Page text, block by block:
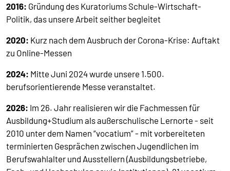
2016: Gründung des Kuratoriums Schule-Wirtschaft-
Politik, das unsere Arbeit seither begleitet
2020: Kurz nach dem Ausbruch der Corona-Krise: Auftakt
zu Online-Messen
2024: Mitte Juni 2024 wurde unsere 1.500.
berufsorientierende Messe veranstaltet.
2026: Im 26. Jahr realisieren wir die Fachmessen für
Ausbildung+Studium als außerschulische Lernorte - seit
2010 unter dem Namen “vocatium” - mit vorbereiteten
terminierten Gesprächen zwischen Jugendlichen im
Berufswahlalter und Ausstellern (Ausbildungsbetriebe,